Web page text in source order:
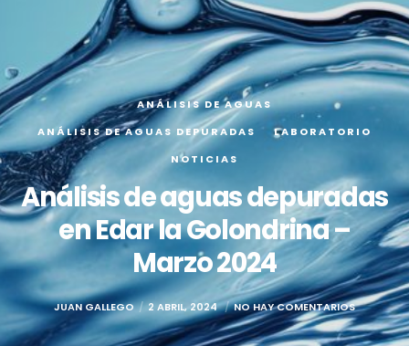
ANÁLISIS DE AGUAS
ANÁLISIS DE AGUAS DEPURADAS
LABORATORIO
NOTICIAS
Análisis de aguas depuradas
en Edar la Golondrina –
Marzo 2024
JUAN GALLEGO 2 ABRIL, 2024 NO HAY COMENTARIOS